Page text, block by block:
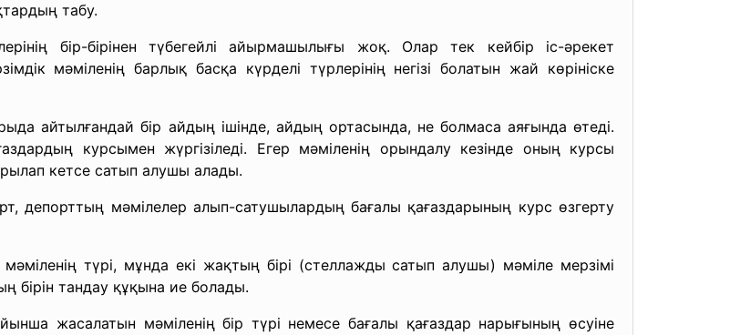
табу.
бір-бірінен түбегейлі айырмашылығы жоқ. Олар тек кейбір іс-әрекет
мәміленің барлық басқа күрделі түрлерінің негізі болатын жай көрініске
айтылғандай бір айдың ішінде, айдың ортасында, не болмаса аяғында өтеді.
курсымен жүргізіледі. Егер мәміленің орындалу кезінде оның курсы
кетсе сатып алушы алады.
депорттың мәмілелер алып-сатушылардың бағалы қағаздарының курс өзгерту
түрі, мұнда екі жақтың бірі (стеллажды сатып алушы) мәміле мерзімі
бірін тандау құқына ие болады.
жасалатын мәміленің бір түрі немесе бағалы қағаздар нарығының өсуіне